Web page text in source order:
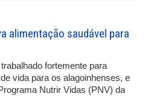
alimentação saudável para
fortemente para
vida para os alagoinhenses, e
Nutrir Vidas (PNV) da